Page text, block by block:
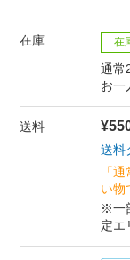
在庫 在
通常
お一
送料
送料
「
い物
※一
定エ